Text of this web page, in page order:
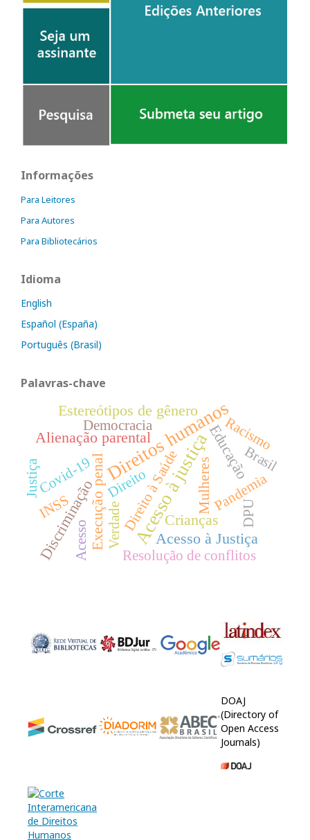
Informações
Para Leitores
Para Autores
Para Bibliotecários
Idioma
English
Español (España)
Português (Brasil)
Palavras-chave
Acesso à justiça
Direitos humanos
Mulheres
Execução penal
Alienação parental
Estereótipos de gênero
Crianças
Educação
Acesso à Justiça
Discriminação Resolução de conflitos
Direito Pandemia
Direito à Saúde
Covid-19
Democracia
Verdade DPU
Racismo
INSS
Brasil
Acesso
Justiça
DOAJ
(Directory of
Open Access
Journals)